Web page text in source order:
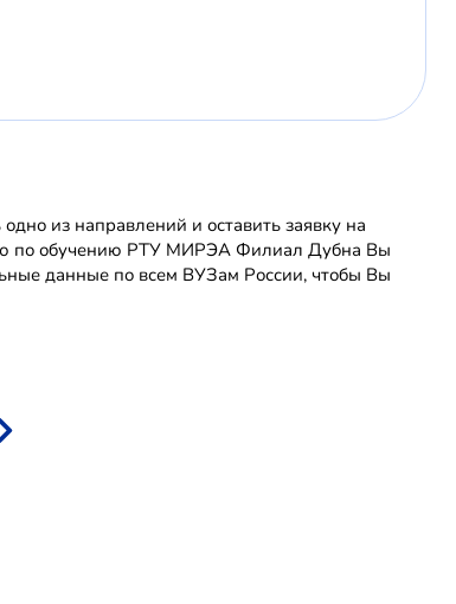
из направлений и оставить заявку на
по обучению РТУ МИРЭА Филиал Дубна Вы
данные по всем ВУЗам России, чтобы Вы